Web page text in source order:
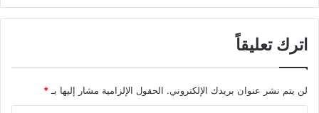
اترك تعليقاً
لن يتم نشر عنوان بريدك الإلكتروني. الحقول الإلزامية مشار إليها بـ *